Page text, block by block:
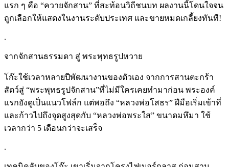
แรก ๆ คือ “ควายจักสาน” ที่สะท้อนวิถีชนบท ผลงานนี้โดนใจจน
ถูกเลือกให้แสดงในงานระดับประเทศ และขายหมดเกลี้ยงทันที!
.
จากจักสานธรรมดา สู่ พระพุทธรูปหวาย
โก๊ะใช้เวลาหลายปีพัฒนางานของตัวเอง จากการสานตะกร้า
สัตว์สู่ “พระพุทธรูปจักสาน”ที่ไม่มีใครเคยทำมาก่อน พระองค์
แรกยังดูเป็นแนวโฟล์ก แต่พอถึง “หลวงพ่อโสธร” ฝีมือเริ่มเข้าที่
และก้าวไปถึงจุดสูงสุดกับ “หลวงพ่อพระใส” ขนาดมหึมา ใช้
เวลากว่า 5 เดือนกว่าจะเสร็จ
.